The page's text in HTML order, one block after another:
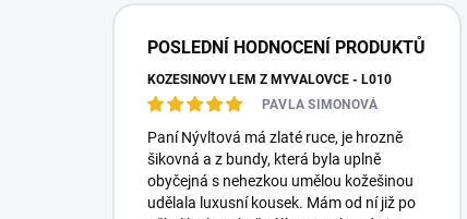
a
POSLEDNÍ HODNOCENÍ PRODUKTŮ
KOŽEŠINOVÝ LEM Z MÝVALOVCE - L010
PAVLA SIMONOVÁ
Paní Nývltová má zlaté ruce, je hrozně
šikovná a z bundy, která byla uplně
obyčejná s nehezkou umělou kožešinou
udělala luxusní kousek. Mám od ní již po